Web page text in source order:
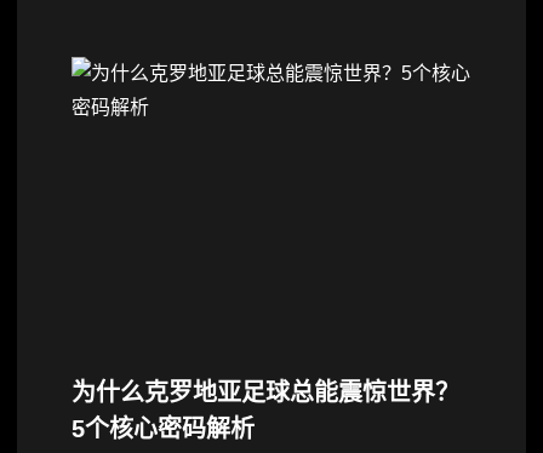
为什么克罗地亚足球总能震惊世界？
5个核心密码解析